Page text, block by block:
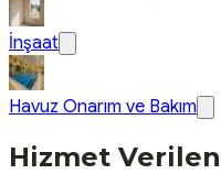
İnşaat
Havuz Onarım ve Bakım
Hizmet